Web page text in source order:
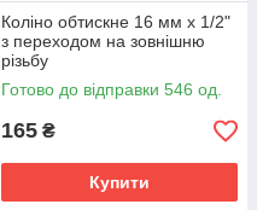
Коліно обтискне 16 мм х 1/2"
з переходом на зовнішню
різьбу
Готово до відправки 546 од.
165 ₴
Купити